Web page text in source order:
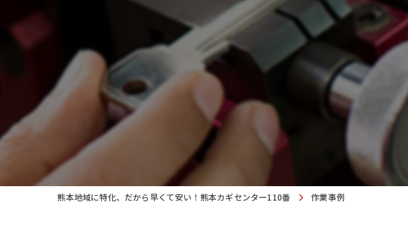
新着情報
熊本地域に特化、だから早くて安い！熊本カギセンター110番 作業事例